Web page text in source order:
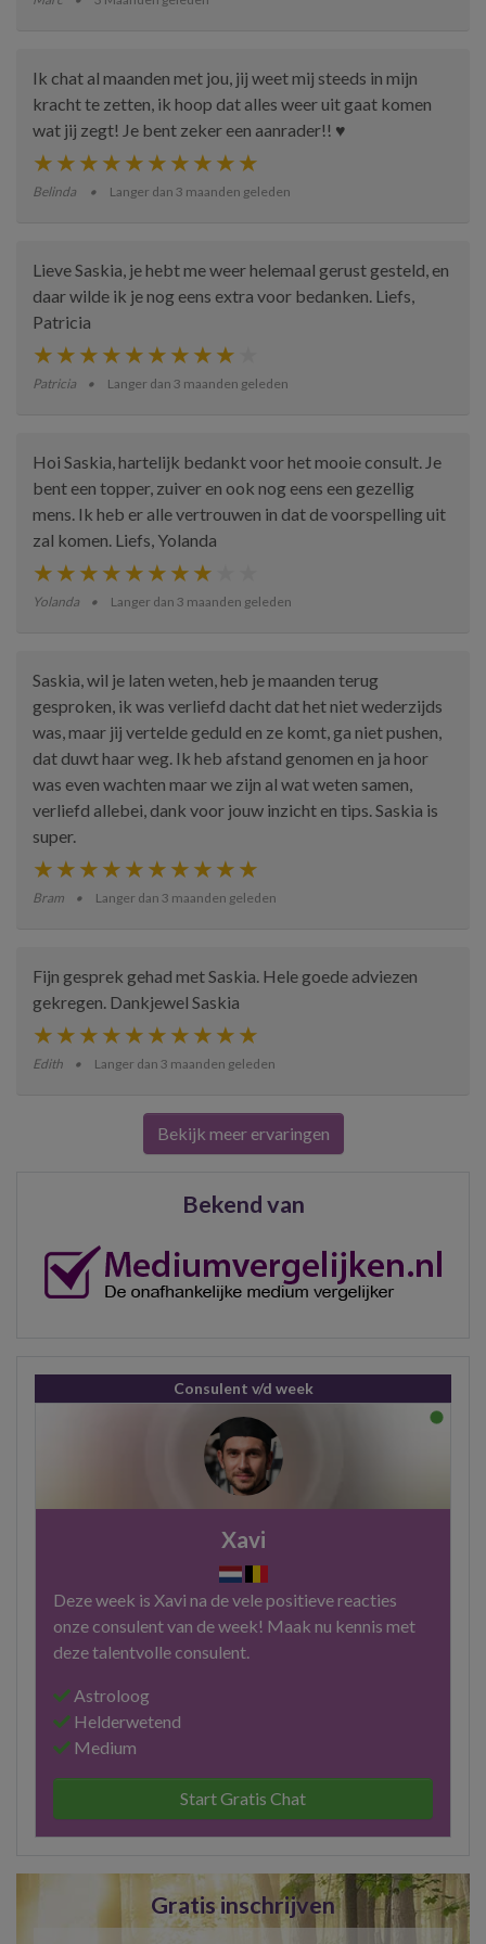
Ik chat al maanden met jou, jij weet mij steeds in mijn
kracht te zetten, ik hoop dat alles weer uit gaat komen
wat jij zegt! Je bent zeker een aanrader!! ♥️
Belinda Langer dan 3 maanden geleden
Lieve Saskia, je hebt me weer helemaal gerust gesteld, en
daar wilde ik je nog eens extra voor bedanken. Liefs,
Patricia
Patricia Langer dan 3 maanden geleden
Hoi Saskia, hartelijk bedankt voor het mooie consult. Je
bent een topper, zuiver en ook nog eens een gezellig
mens. Ik heb er alle vertrouwen in dat de voorspelling uit
zal komen. Liefs, Yolanda
Yolanda Langer dan 3 maanden geleden
Saskia, wil je laten weten, heb je maanden terug
gesproken, ik was verliefd dacht dat het niet wederzijds
was, maar jij vertelde geduld en ze komt, ga niet pushen,
dat duwt haar weg. Ik heb afstand genomen en ja hoor
was even wachten maar we zijn al wat weten samen,
verliefd allebei, dank voor jouw inzicht en tips. Saskia is
super.
Bram Langer dan 3 maanden geleden
Fijn gesprek gehad met Saskia. Hele goede adviezen
gekregen. Dankjewel Saskia
Edith Langer dan 3 maanden geleden
Bekijk meer ervaringen
Bekend van
Consulent v/d week
Xavi
Deze week is Xavi na de vele positieve reacties
onze consulent van de week! Maak nu kennis met
deze talentvolle consulent.
Astroloog
Helderwetend
Medium
Start Gratis Chat
Gratis inschrijven